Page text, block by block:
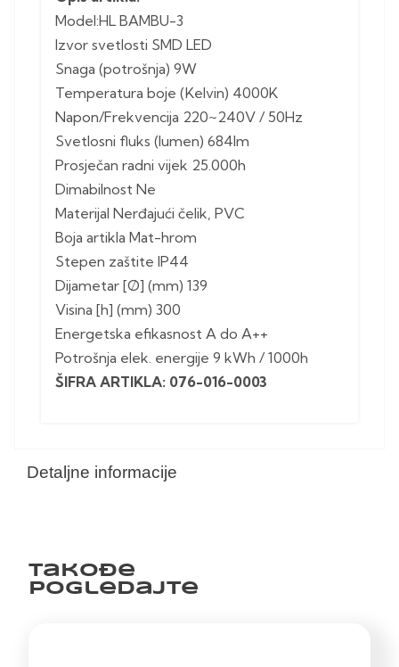
Detaljne informacije
Model:HL BAMBU-3
Izvor svetlosti SMD LED
Snaga (potrošnja) 9W
Temperatura boje (Kelvin) 4000K
Napon/Frekvencija 220~240V / 50Hz
Svetlosni fluks (lumen) 684lm
Prosječan radni vijek 25.000h
Dimabilnost Ne
Materijal Nerđajući čelik, PVC
Boja artikla Mat-hrom
Stepen zaštite IP44
Dijametar [Ø] (mm) 139
Visina [h] (mm) 300
Energetska efikasnost A do A++
Potrošnja elek. energije 9 kWh / 1000h
ŠIFRA ARTIKLA: 076-016-0003
Takođe
pogledajte